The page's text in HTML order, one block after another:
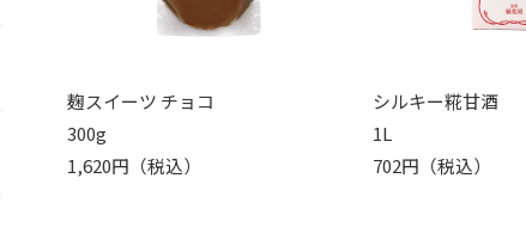
麹スイーツ チョコ
300g
1,620円（税込）
シルキー糀甘酒
1L
702円（税込）